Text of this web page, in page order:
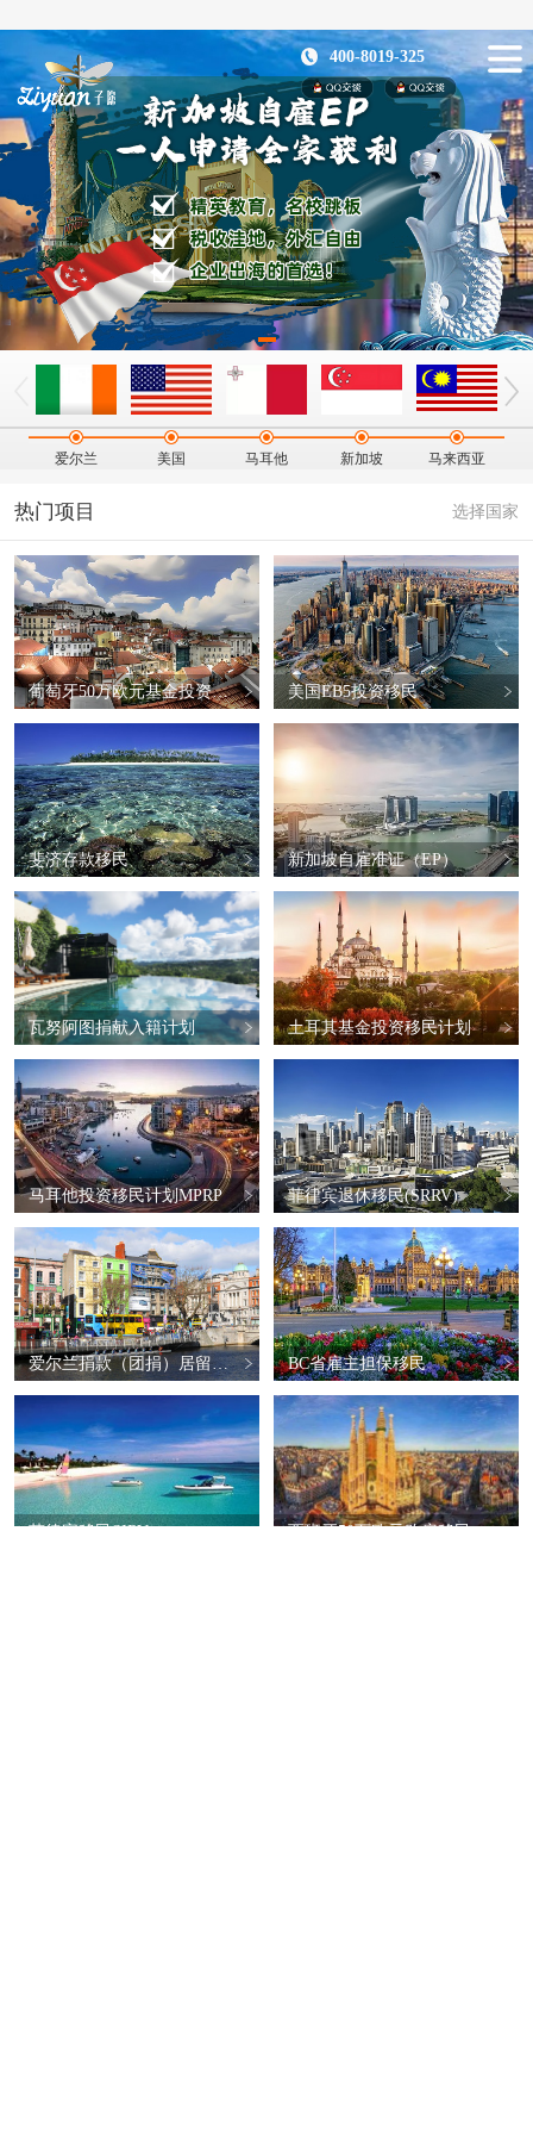
400-8019-325
爱尔兰 美国 马耳他 新加坡 马来西亚
热门项目 选择国家
葡萄牙50万欧元基金投资移民 美国EB5投资移民
斐济存款移民 新加坡自雇准证（EP）
瓦努阿图捐献入籍计划 土耳其基金投资移民计划
马耳他投资移民计划MPRP 菲律宾退休移民(SRRV)
爱尔兰捐款（团捐）居留计划 BC省雇主担保移民
菲律宾移民SIRV 西班牙50万欧元购房移民（已关停）